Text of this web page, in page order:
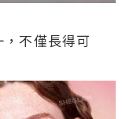
不僅長得可